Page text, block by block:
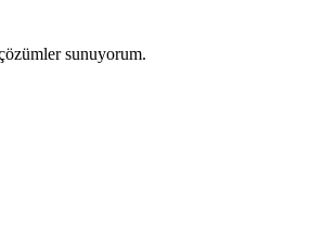
sunuyorum.